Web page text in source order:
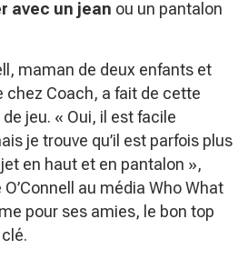
avec un jean ou un pantalon
maman de deux enfants et
chez Coach, a fait de cette
jeu. « Oui, il est facile
je trouve qu’il est parfois plus
en haut et en pantalon »,
au média Who What
pour ses amies, le bon top